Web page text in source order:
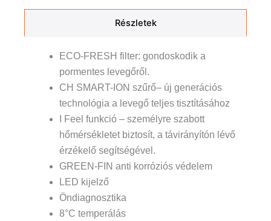
Részletek
ECO-FRESH filter: gondoskodik a
pormentes levegőről.
CH SMART-ION szűrő– új generációs
technológia a levegő teljes tisztításához
I Feel funkció – személyre szabott
hőmérsékletet biztosít, a távirányítón lévő
érzékelő segítségével.
GREEN-FIN anti korróziós védelem
LED kijelző
Öndiagnosztika
8°C temperálás